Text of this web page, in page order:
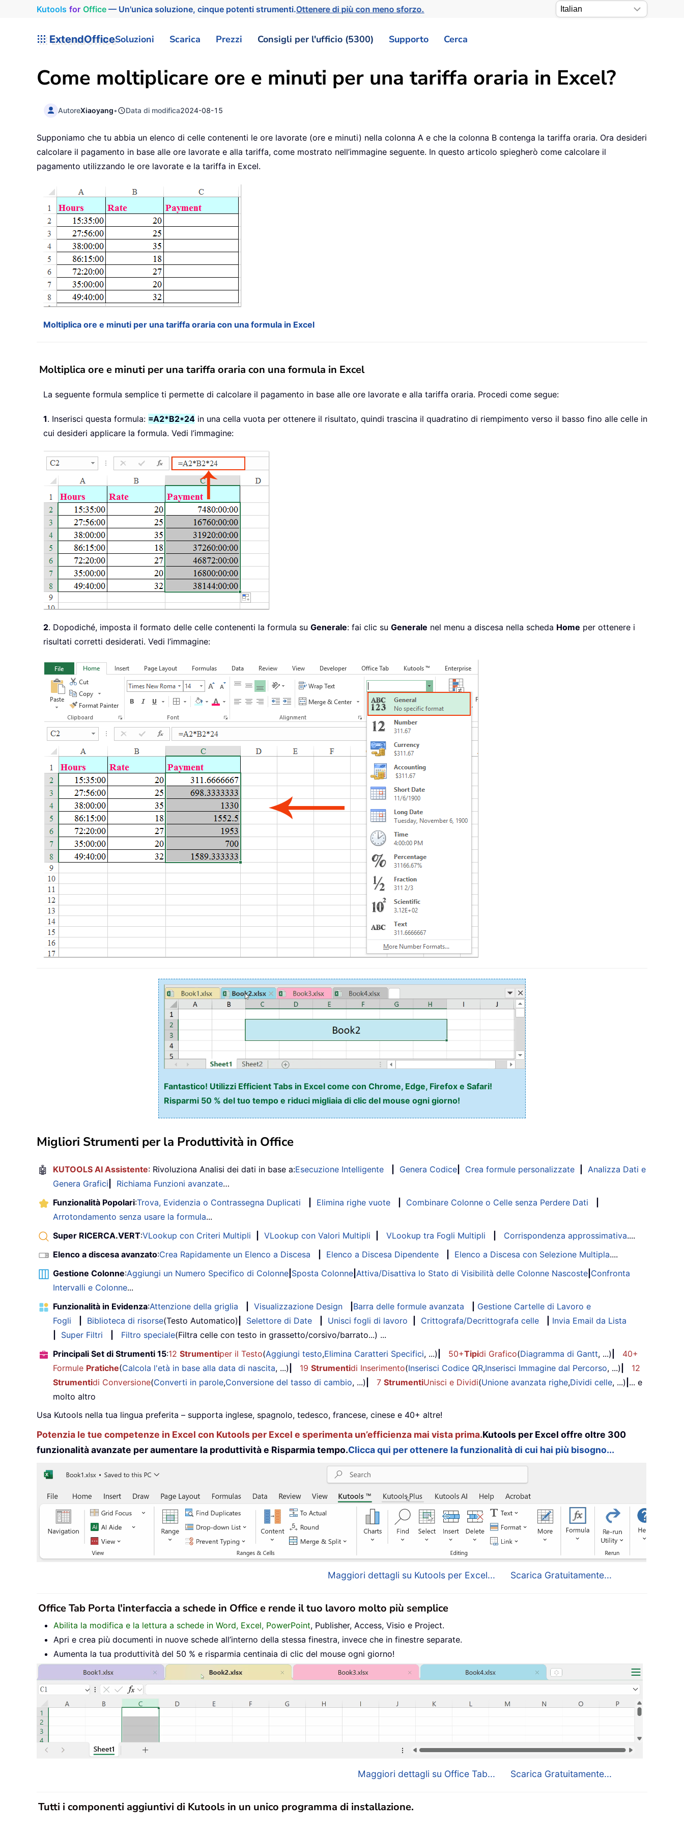
Kutools for Office— Un'unica soluzione, cinque potenti strumenti.Ottenere di più con meno sforzo.
ExtendOfficeSoluzioni Scarica Prezzi Consigli per l'ufficio (5300) Supporto Cerca
Come moltiplicare ore e minuti per una tariffa oraria in Excel?
AutoreXiaoyang• Data di modifica2024-08-15
Supponiamo che tu abbia un elenco di celle contenenti le ore lavorate (ore e minuti) nella colonna A e che la colonna B contenga la tariffa oraria. Ora desideri
calcolare il pagamento in base alle ore lavorate e alla tariffa, come mostrato nell’immagine seguente. In questo articolo spiegherò come calcolare il
pagamento utilizzando le ore lavorate e la tariffa in Excel.
Moltiplica ore e minuti per una tariffa oraria con una formula in Excel
Moltiplica ore e minuti per una tariffa oraria con una formula in Excel
La seguente formula semplice ti permette di calcolare il pagamento in base alle ore lavorate e alla tariffa oraria. Procedi come segue:
1. Inserisci questa formula: =A2*B2*24 in una cella vuota per ottenere il risultato, quindi trascina il quadratino di riempimento verso il basso fino alle celle in
cui desideri applicare la formula. Vedi l’immagine:
2. Dopodiché, imposta il formato delle celle contenenti la formula su Generale: fai clic su Generale nel menu a discesa nella scheda Home per ottenere i
risultati corretti desiderati. Vedi l’immagine:
Fantastico! Utilizzi Efficient Tabs in Excel come con Chrome, Edge, Firefox e Safari!
Risparmi 50 % del tuo tempo e riduci migliaia di clic del mouse ogni giorno!
Migliori Strumenti per la Produttività in Office
🤖 KUTOOLS AI Assistente: Rivoluziona Analisi dei dati in base a:Esecuzione Intelligente Genera Codice Crea formule personalizzate
Analizza Dati e
Genera Grafici
Richiama Funzioni avanzate…
Funzionalità Popolari:Trova, Evidenzia o Contrassegna Duplicati Elimina righe vuote Combinare Colonne o Celle senza Perdere Dati
Arrotondamento senza usare la formula...
Super RICERCA.VERT:VLookup con Criteri Multipli VLookup con Valori Multipli VLookup tra Fogli Multipli Corrispondenza approssimativa....
Elenco a discesa avanzato:Crea Rapidamente un Elenco a Discesa Elenco a Discesa Dipendente Elenco a Discesa con Selezione Multipla....
Gestione Colonne:Aggiungi un Numero Specifico di Colonne Sposta Colonne Attiva/Disattiva lo Stato di Visibilità delle Colonne Nascoste Confronta
Intervalli e Colonne...
Funzionalità in Evidenza:Attenzione della griglia Visualizzazione Design Barra delle formule avanzata
Gestione Cartelle di Lavoro e
Fogli
Biblioteca di risorse(Testo Automatico) Selettore di Date Unisci fogli di lavoro Crittografa/Decrittografa celle
Invia Email da Lista
Super Filtri Filtro speciale(Filtra celle con testo in grassetto/corsivo/barrato...) ...
Principali Set di Strumenti 15:12 Strumentiper il Testo(Aggiungi testo,Elimina Caratteri Specifici, ...) 50+Tipidi Grafico(Diagramma di Gantt, ...)
40+
Formule Pratiche(Calcola l'età in base alla data di nascita, ...) 19 Strumentidi Inserimento(Inserisci Codice QR,Inserisci Immagine dal Percorso, ...)
12
Strumentidi Conversione(Converti in parole,Conversione del tasso di cambio, ...) 7 StrumentiUnisci e Dividi(Unione avanzata righe,Dividi celle, ...) ... e
molto altro
Usa Kutools nella tua lingua preferita – supporta inglese, spagnolo, tedesco, francese, cinese e 40+ altre!
Potenzia le tue competenze in Excel con Kutools per Excel e sperimenta un’efficienza mai vista prima.Kutools per Excel offre oltre 300
funzionalità avanzate per aumentare la produttività e Risparmia tempo.Clicca qui per ottenere la funzionalità di cui hai più bisogno...
Maggiori dettagli su Kutools per Excel... Scarica Gratuitamente...
Office Tab Porta l'interfaccia a schede in Office e rende il tuo lavoro molto più semplice
Abilita la modifica e la lettura a schede in Word, Excel, PowerPoint, Publisher, Access, Visio e Project.
Apri e crea più documenti in nuove schede all’interno della stessa finestra, invece che in finestre separate.
Aumenta la tua produttività del 50 % e risparmia centinaia di clic del mouse ogni giorno!
Maggiori dettagli su Office Tab... Scarica Gratuitamente...
Tutti i componenti aggiuntivi di Kutools in un unico programma di installazione.